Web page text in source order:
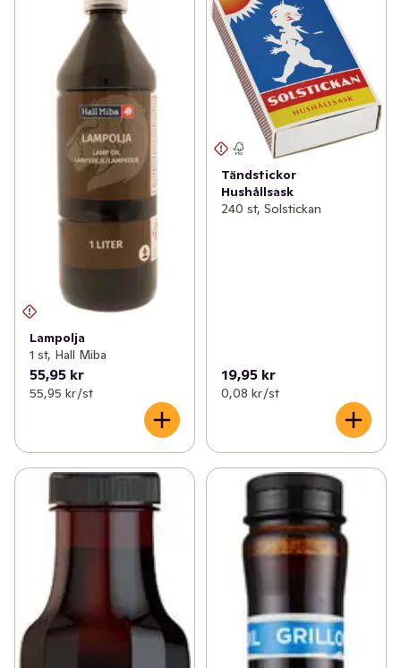
Lampolja
1 st, Hall Miba
55,95 kr
55,95 kr /st
Tändstickor
Hushållsask
240 st, Solstickan
19,95 kr
0,08 kr /st